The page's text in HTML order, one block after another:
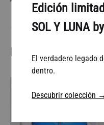
Productos
38%
Edición
SOL Y LUNA
El verdadero legado
dentro.
Descubrir colección →